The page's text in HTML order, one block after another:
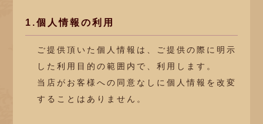
1.個人情報の利用
ご提供頂いた個人情報は、ご提供の際に明示
した利用目的の範囲内で、利用します。
当店がお客様への同意なしに個人情報を改変
することはありません。